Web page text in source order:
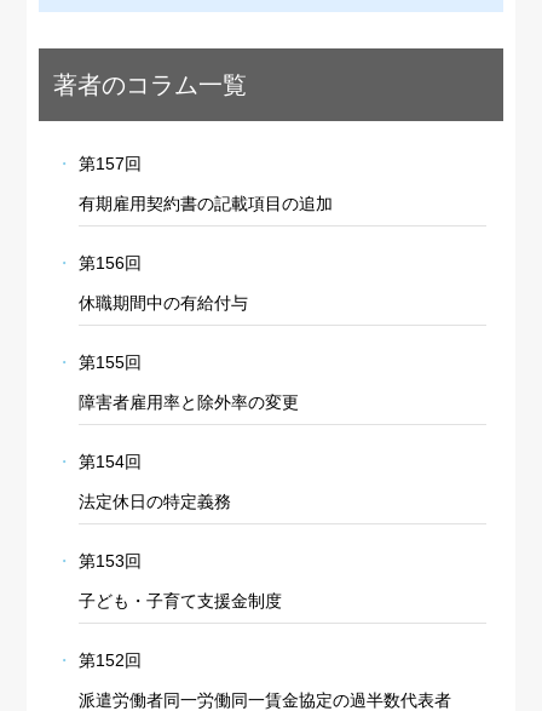
著者のコラム一覧
第157回
有期雇用契約書の記載項目の追加
第156回
休職期間中の有給付与
第155回
障害者雇用率と除外率の変更
第154回
法定休日の特定義務
第153回
子ども・子育て支援金制度
第152回
派遣労働者同一労働同一賃金協定の過半数代表者